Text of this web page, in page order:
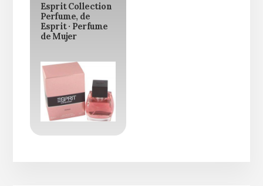
Esprit Collection
Perfume, de
Esprit · Perfume
de Mujer